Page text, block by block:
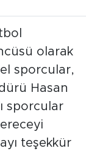
olarak
sporcular,
Hasan
sporcular
teşekkür